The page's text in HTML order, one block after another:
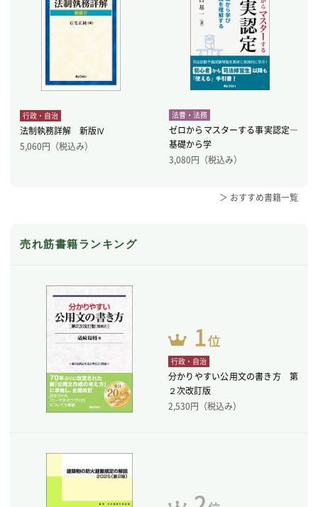
行政・自治
法制執務詳解 新版Ⅳ
5,060円（税込み）
法曹・法務
ゼロからマスターする事実認定―
基礎から学
3,080円（税込み）
＞ おすすめ書籍一覧
売れ筋書籍ランキング
行政・自治
分かりやすい公用文の書き方 第
２次改訂版
2,530円（税込み）